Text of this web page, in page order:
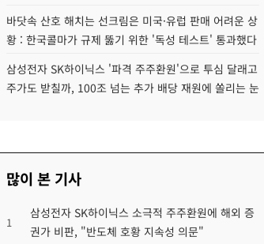
바닷속 산호 해치는 선크림은 미국·유럽 판매 어려운 상
황 : 한국콜마가 규제 뚫기 위한 '독성 테스트' 통과했다
삼성전자 SK하이닉스 '파격 주주환원'으로 투심 달래고
주가도 받칠까, 100조 넘는 추가 배당 재원에 쏠리는 눈
많이 본 기사
1
삼성전자 SK하이닉스 소극적 주주환원에 해외 증
권가 비판, "반도체 호황 지속성 의문"